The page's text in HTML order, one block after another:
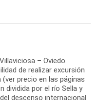
– Oviedo.
de realizar excursión
precio en las páginas
dividida por el río Sella y
descenso internacional